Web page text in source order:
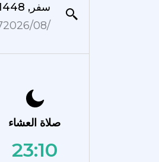
24 سفر, 1448
07‏/08‏/2026
صلاة العشاء
23:10